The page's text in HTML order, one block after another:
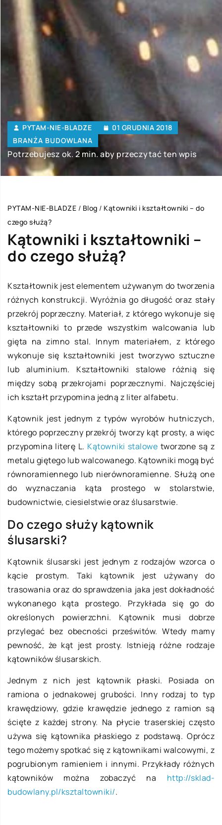
PYTAM-NIE-BLADZE
01 GRUDNIA 2018
BRANŻA BUDOWLANA
Potrzebujesz ok. 2 min. aby przeczytać ten wpis
PYTAM-NIE-BLADZE / Blog / Kątowniki i kształtowniki – do
czego służą?
Kątowniki i kształtowniki –
do czego służą?
Kształtownik jest elementem używanym do tworzenia
różnych konstrukcji. Wyróżnia go długość oraz stały
przekrój poprzeczny. Materiał, z którego wykonuje się
kształtowniki to przede wszystkim walcowania lub
gięta na zimno stal. Innym materiałem, z którego
wykonuje się kształtowniki jest tworzywo sztuczne
lub aluminium. Kształtowniki stalowe różnią się
między sobą przekrojami poprzecznymi. Najczęściej
ich kształt przypomina jedną z liter alfabetu.
Kątownik jest jednym z typów wyrobów hutniczych,
którego poprzeczny przekrój tworzy kąt prosty, a więc
przypomina literę L. Kątowniki stalowe tworzone są z
metalu giętego lub walcowanego. Kątowniki mogą być
równoramiennego lub nierównoramienne. Służą one
do wyznaczania kąta prostego w stolarstwie,
budownictwie, ciesielstwie oraz ślusarstwie.
Do czego służy kątownik
ślusarski?
Kątownik ślusarski jest jednym z rodzajów wzorca o
kącie prostym. Taki kątownik jest używany do
trasowania oraz do sprawdzenia jaka jest dokładność
wykonanego kąta prostego. Przykłada się go do
określonych powierzchni. Kątownik musi dobrze
przylegać bez obecności prześwitów. Wtedy mamy
pewność, że kąt jest prosty. Istnieją różne rodzaje
kątowników ślusarskich.
Jednym z nich jest kątownik płaski. Posiada on
ramiona o jednakowej grubości. Inny rodzaj to typ
krawędziowy, gdzie krawędzie jednego z ramion są
ścięte z każdej strony. Na płycie traserskiej często
używa się kątownika płaskiego z podstawą. Oprócz
tego możemy spotkać się z kątownikami walcowymi, z
pogrubionym ramieniem i innymi. Przykłady różnych
kątowników można zobaczyć na http://sklad-
budowlany.pl/ksztaltowniki/.